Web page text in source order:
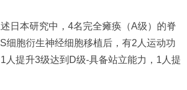
述日本研究中，4名完全瘫痪（A级）的脊
细胞衍生神经细胞移植后，有2人运动功
人提升3级达到D级-具备站立能力，1人提